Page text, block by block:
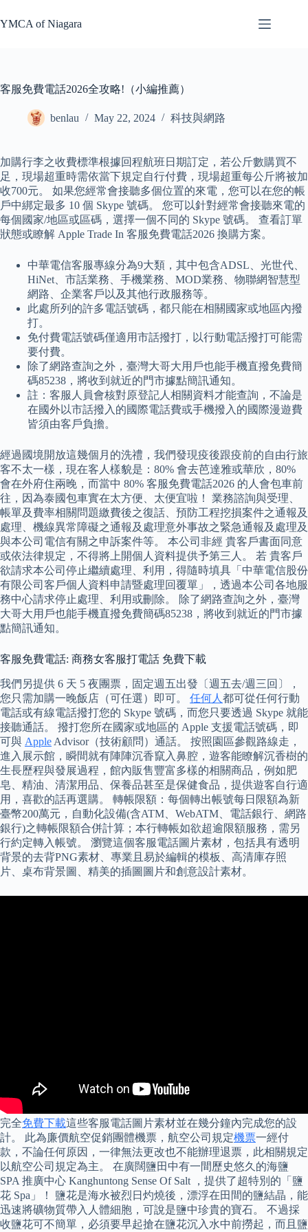
to
content
YMCA of Niagara
客服免費電話2026全攻略!（小編推薦）
benlau May 22, 2024 科技與網路
加購行李之收費標準根據回程航班日期訂定，若公斤數購買不
足，現場超重時需依當下規定自行付費，現場超重每公斤將被加
收700元。 如果您經常會接聽多個位置的來電，您可以在您的帳
戶中綁定最多 10 個 Skype 號碼。 您可以針對經常會接聽來電的
每個國家/地區或區碼，選擇一個不同的 Skype 號碼。 查看訂單
狀態或瞭解 Apple Trade In 客服免費電話2026 換購方案。
中華電信客服專線分為9大類，其中包含ADSL、光世代、
HiNet、市話業務、手機業務、MOD業務、物聯網智慧型
網路、企業客戶以及其他行政服務等。
此處所列的許多電話號碼，都只能在相關國家或地區內撥
打。
免付費電話號碼僅適用市話撥打，以行動電話撥打可能需
要付費。
除了網路查詢之外，臺灣大哥大用戶也能手機直撥免費簡
碼85238，將收到就近的門市據點簡訊通知。
註：客服人員會核對原登記人相關資料才能查詢，不論是
在國外以市話撥入的國際電話費或手機撥入的國際漫遊費
皆須由客戶負擔。
經過國境開放這幾個月的洗禮，我們發現疫後跟疫前的自由行旅
客不太一樣，現在客人樣貌是：80% 會去芭達雅或華欣，80%
會在外府住兩晚，而當中 80% 客服免費電話2026 的人會包車前
往，因為泰國包車實在太方便、太便宜啦！ 業務諮詢與受理、
帳單及費率相關問題繳費後之復話、預防工程挖損案件之通報及
處理、機線異常障礙之通報及處理意外事故之緊急通報及處理及
與本公司電信有關之申訴案件等。 本公司非經 貴客戶書面同意
或依法律規定，不得將上開個人資料提供予第三人。 若 貴客戶
欲請求本公司停止繼續處理、利用，得隨時填具「中華電信股份
有限公司客戶個人資料申請暨處理回覆單」，透過本公司各地服
務中心請求停止處理、利用或刪除。 除了網路查詢之外，臺灣
大哥大用戶也能手機直撥免費簡碼85238，將收到就近的門市據
點簡訊通知。
客服免費電話: 商務女客服打電話 免費下載
我們另提供 6 天 5 夜團票，固定週五出發〔週五去/週三回〕，
您只需加購一晚飯店（可任選）即可。 任何人 都可從任何行動
電話或有線電話撥打您的 Skype 號碼，而您只要透過 Skype 就能
接聽通話。 撥打您所在國家或地區的 Apple 支援電話號碼，即
可與 Apple Advisor（技術顧問）通話。 按照園區參觀路線走，
進入展示館，瞬間就有陣陣沉香竄入鼻腔，遊客能瞭解沉香樹的
生長歷程與發展過程，館內販售豐富多樣的相關商品，例如肥
皂、精油、清潔用品、保養品甚至是保健食品，提供遊客自行適
用，喜歡的話再選購。 轉帳限額：每個轉出帳號每日限額為新
臺幣200萬元，自動化設備(含ATM、WebATM、電話銀行、網路
銀行)之轉帳限額合併計算；本行轉帳如欲超逾限額服務，需另
行約定轉入帳號。 瀏覽這個客服電話圖片素材，包括具有透明
背景的去背PNG素材、專業且易於編輯的模板、高清庫存照
片、桌布背景圖、精美的插圖圖片和創意設計素材。
完全免費下載這些客服電話圖片素材並在幾分鐘內完成您的設
計。 此為廉價航空促銷團體機票，航空公司規定機票一經付
款，不論任何原因，一律無法更改也不能辦理退票，此相關規定
以航空公司規定為主。 在廣闊鹽田中有一間歷史悠久的海鹽
SPA 推廣中心 Kanghuntong Sense Of Salt ，提供了超特別的「鹽
花 Spa」！ 鹽花是海水被烈日灼燒後，漂浮在田間的鹽結晶，能
迅速將礦物質帶入人體細胞，可說是鹽中珍貴的寶石。 不過採
收鹽花可不簡單，必須要早起搶在鹽花沉入水中前撈起，而且鹽